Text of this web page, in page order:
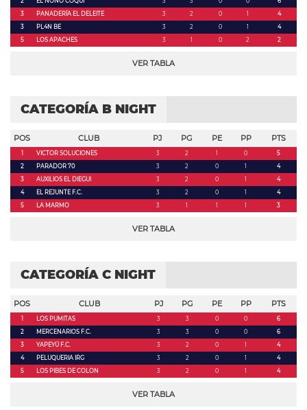
3
PANADERÍA EL DELEITE 3 2 0 1
4
3
PL4N BE 3 2 0 1
4
5
LOS APACHES 3 1 0 2 2
VER TABLA
CATEGORÍA B NIGHT
POS CLUB PJ PG PE PP PTS
1 VICTOR SOLUCIONES 3 2 1 0
5
2
PARADOR 70 3 2 0 1
4
3
AUXILIOS EL DIEGUI 3 2 0 1
4
4
EL REJUNTE F.C. 3 2 0 1
4
5
LA MARMO 3 1 1 1 3
VER TABLA
CATEGORÍA C NIGHT
POS CLUB PJ PG PE PP PTS
1 LOS PUMITAS 3 3 0 0
6
2
MERCENARIOS F.C. 3 3 0 0
6
3
YAPEYÚ F.C. 3 2 0 1
4
4
PELUQUERIA IRG 3 2 0 1
4
5
LOS PIBES DE COLON 3 2 0 1 4
VER TABLA